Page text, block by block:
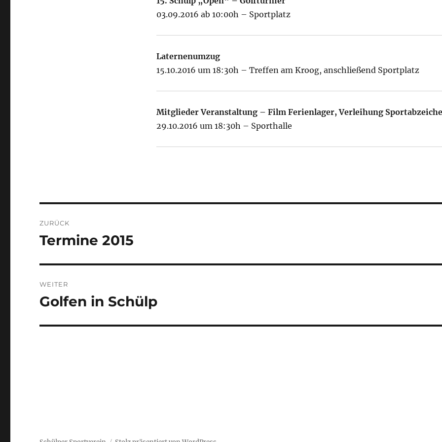
03.09.2016 ab 10:00h – Sportplatz
Laternenumzug
15.10.2016 um 18:30h – Treffen am Kroog, anschließend Sportplatz
Mitglieder Veranstaltung – Film Ferienlager, Verleihung
29.10.2016 um 18:30h – Sporthalle
ZURÜCK
Vorheriger
Termine 2015
WEITER
Nächster
Golfen in Schülp